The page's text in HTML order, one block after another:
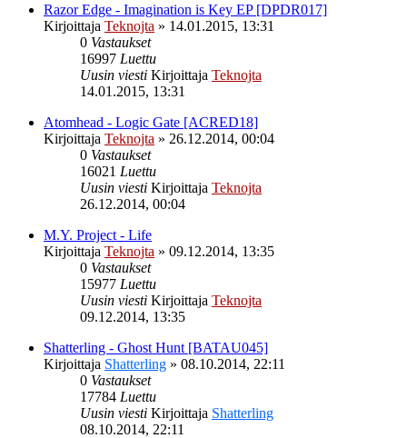
Razor Edge - Imagination is Key EP [DPDR017]
Kirjoittaja Teknojta » 14.01.2015, 13:31
0 Vastaukset
16997 Luettu
Uusin viesti Kirjoittaja Teknojta
14.01.2015, 13:31
Atomhead - Logic Gate [ACRED18]
Kirjoittaja Teknojta » 26.12.2014, 00:04
0 Vastaukset
16021 Luettu
Uusin viesti Kirjoittaja Teknojta
26.12.2014, 00:04
M.Y. Project - Life
Kirjoittaja Teknojta » 09.12.2014, 13:35
0 Vastaukset
15977 Luettu
Uusin viesti Kirjoittaja Teknojta
09.12.2014, 13:35
Shatterling - Ghost Hunt [BATAU045]
Kirjoittaja Shatterling » 08.10.2014, 22:11
0 Vastaukset
17784 Luettu
Uusin viesti Kirjoittaja Shatterling
08.10.2014, 22:11